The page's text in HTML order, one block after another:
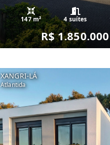
147 m² 4 suítes
R$ 1.850.000
XANGRI-LÁ
Atlantida